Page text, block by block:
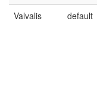
Valvalis default